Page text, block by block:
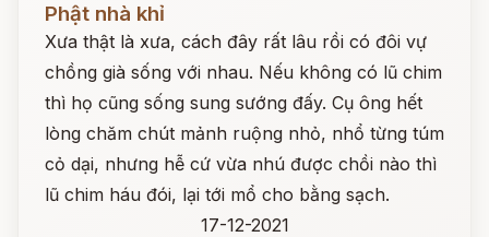
Phật nhà khỉ
Xưa thật là xưa, cách đây rất lâu rồi có đôi vự
chồng già sống với nhau. Nếu không có lũ chim
thì họ cũng sống sung sướng đấy. Cụ ông hết
lòng chăm chút mảnh ruộng nhỏ, nhổ từng túm
cỏ dại, nhưng hễ cứ vừa nhú được chồi nào thì
lũ chim háu đói, lại tới mổ cho bằng sạch.
17-12-2021